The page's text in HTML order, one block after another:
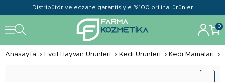
Distribütör ve eczane garantisiyle %100 orijinal ürünler
0
Anasayfa Evcil Hayvan Ürünleri Kedi Ürünleri Kedi Mamaları